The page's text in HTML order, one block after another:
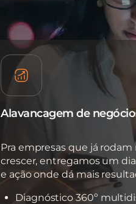
Alavancagem de
Pra empresas que já
crescer, entregamos um
e ação onde dá mais
Diagnóstico 360º